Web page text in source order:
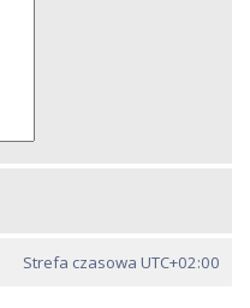
Strefa czasowa UTC+02:00